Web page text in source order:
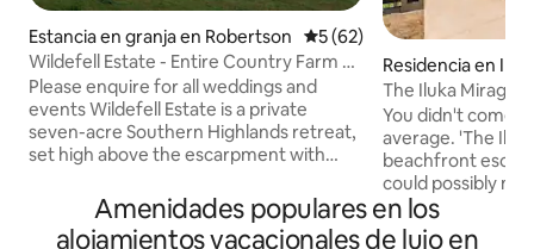
Estancia en granja en Robertson Calificación promedio: 5 de
5 (62)
Wildefell Estate - Entire Country Farm &
Cottage
Please enquire for all weddings and
events Wildefell Estate is a private
seven-acre Southern Highlands retreat,
set high above the escarpment with
Mount Murray. Designed for up to 20
guests, the estate combines refined
Residencia en
The Iluka Mirage |
Beach View
You didn't come
average. 'The
beachfront
could possibly
expansive two-
four-bathroom
Amenidades populares en los
alojamientos vacacionales de lujo en